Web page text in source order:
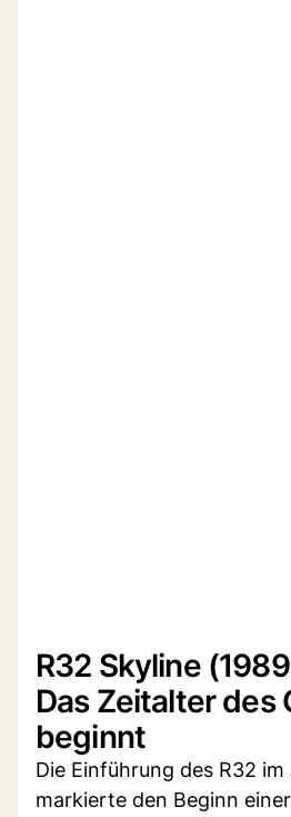
R32 Skyline
Das Zeitalter des
beginnt
Die Einführung des R32 im
markierte den Beginn